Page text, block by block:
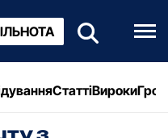
СтаттіВироки
з